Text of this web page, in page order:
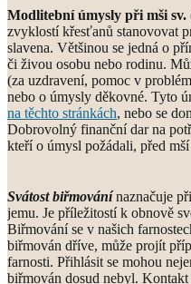
Modlitební úmysly při mši sv.
zvyklostí křesťanů stanovovat
slavena. Většinou se jedná o
či živou osobu nebo rodinu.
(za uzdravení, pomoc v
nebo o úmysly děkovné. Tyto
na těchto stránkách, nebo se
Dobrovolný finanční dar na
kteří o úmysl požádali, před
Svátost biřmovánínaznačuje
jemu. Je příležitostí k obnově
Biřmování se v našich
biřmován dříve, může projít
farnosti. Přihlásit se mohou
biřmován dosud nebyl. Kontakt